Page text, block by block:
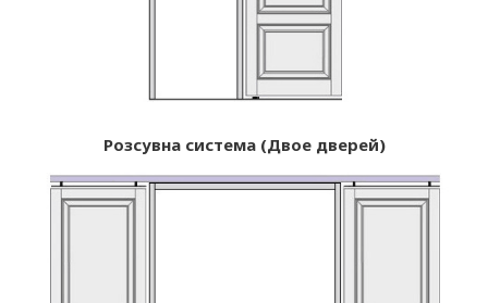
Розсувна система (Двое дверей)